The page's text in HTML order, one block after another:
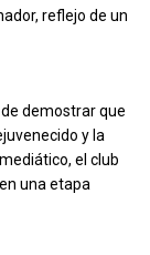
reflejo de un
demostrar que
y la
el club
una etapa